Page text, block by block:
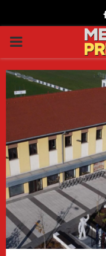
PRIMARY
MENU